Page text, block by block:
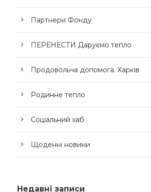
Партнери Фонду
ПЕРЕНЕСТИ Даруємо тепло
Продовольча допомога. Харків
Родинне тепло
Соціальний хаб
Щоденні новини
Недавні записи